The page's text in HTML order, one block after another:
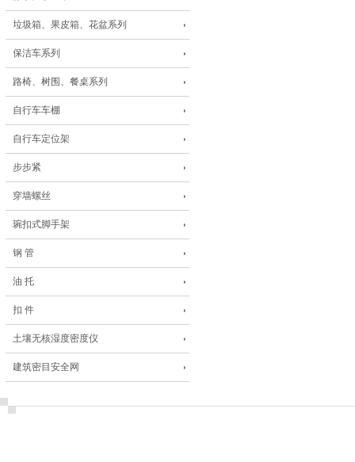
垃圾箱、果皮箱、花盆系列
保洁车系列
路椅、树围、餐桌系列
自行车车棚
自行车定位架
步步紧
穿墙螺丝
琬扣式脚手架
钢 管
油 托
扣 件
土壤无核湿度密度仪
建筑密目安全网